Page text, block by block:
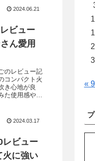
2024.06.21
ビュー
ん愛用
のレビュー記
コンパクト火
き心地が良
使用感やオ
2024.03.17
レビュー
火に強い
«